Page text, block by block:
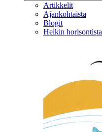
Artikkelit
Ajankohtaista
Blogit
Heikin horisontista